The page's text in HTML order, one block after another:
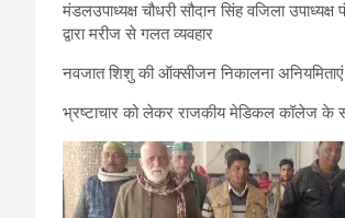
मंडलउपाध्यक्ष चौधरी सौदान सिंह वजिला
द्वारा मरीज से गलत व्यवहार
नवजात शिशु की ऑक्सीजन निकालना अनियमिताएं
भ्रष्टाचार को लेकर राजकीय मेडिकल कॉलेज के